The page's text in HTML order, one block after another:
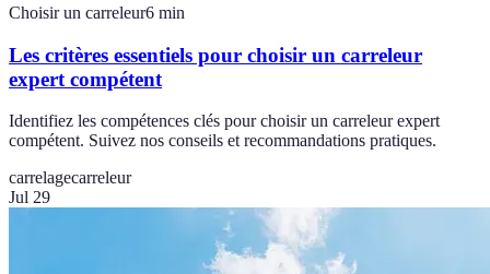
Choisir un carreleur6 min
Les critères essentiels pour choisir un carreleur
expert compétent
Identifiez les compétences clés pour choisir un carreleur expert
compétent. Suivez nos conseils et recommandations pratiques.
carrelagecarreleur
Jul 29